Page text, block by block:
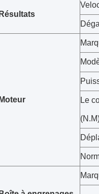
Résultats
Moteur Le